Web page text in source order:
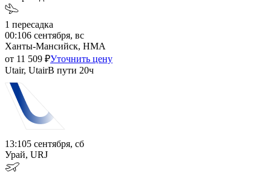
1 пересадка
00:106 сентября, вс
Ханты-Мансийск, HMA
от 11 509 ₽Уточнить цену
Utair, UtairВ пути 20ч
13:105 сентября, сб
Урай, URJ